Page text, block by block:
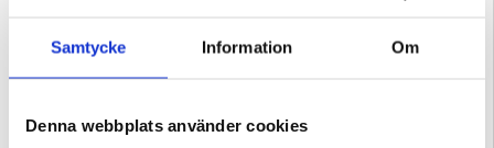
Samtycke Information Om
Denna webbplats använder cookies
- Täcker hela displayen på din Samsung Galaxy A25 men är fortfarande
kompatibelt med skal
Euroblister